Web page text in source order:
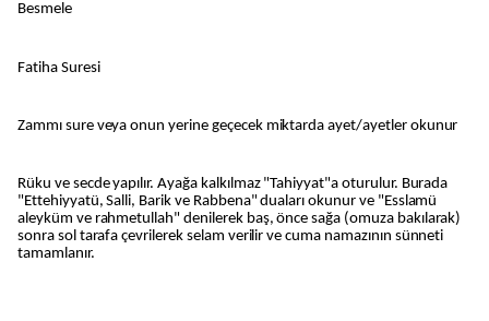
Besmele
Fatiha Suresi
Zammı sure veya onun yerine geçecek miktarda ayet/ayetler okunur
Rüku ve secde yapılır. Ayağa kalkılmaz "Tahiyyat"a oturulur. Burada
"Ettehiyyatü, Salli, Barik ve Rabbena" duaları okunur ve "Esslamü
aleyküm ve rahmetullah" denilerek baş, önce sağa (omuza bakılarak)
sonra sol tarafa çevrilerek selam verilir ve cuma namazının sünneti
tamamlanır.